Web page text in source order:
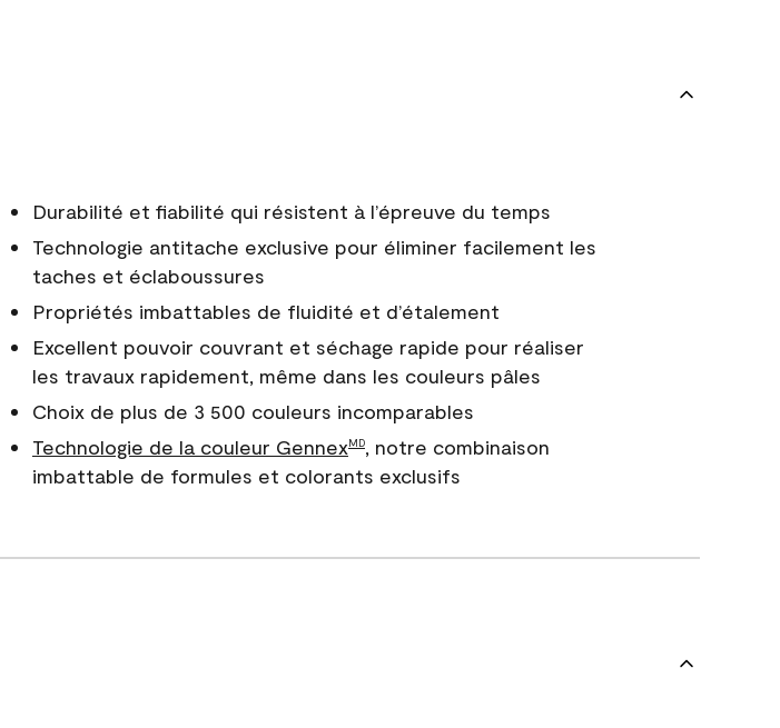
Durabilité et fiabilité qui résistent à l’épreuve du temps
Technologie antitache exclusive pour éliminer facilement les
taches et éclaboussures
Propriétés imbattables de fluidité et d’étalement
Excellent pouvoir couvrant et séchage rapide pour réaliser
les travaux rapidement, même dans les couleurs pâles
Choix de plus de 3 500 couleurs incomparables
Technologie de la couleur GennexMD, notre combinaison
imbattable de formules et colorants exclusifs